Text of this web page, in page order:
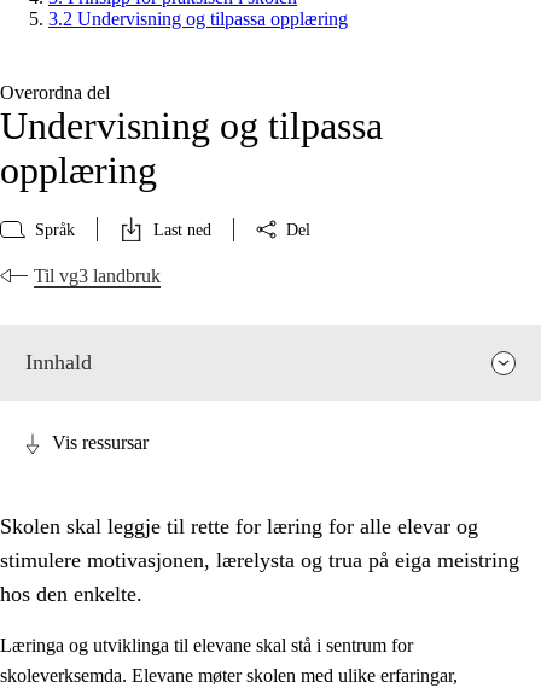
3.2 Undervisning og tilpassa opplæring
Overordna del
Undervisning og tilpassa
opplæring
Språk Last ned Del
Til vg3 landbruk
Innhald
Vis ressursar
Skolen skal leggje til rette for læring for alle elevar og
stimulere motivasjonen, lærelysta og trua på eiga meistring
hos den enkelte.
Læringa og utviklinga til elevane skal stå i sentrum for
skoleverksemda. Elevane møter skolen med ulike erfaringar,